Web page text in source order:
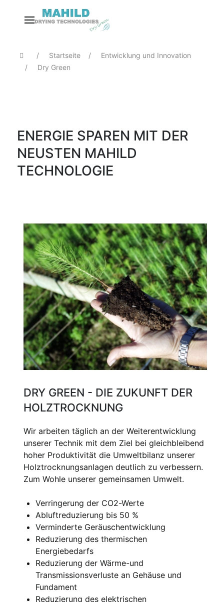
Startseite
Entwicklung und Innovation
Dry Green
ENERGIE SPAREN MIT DER
NEUSTEN MAHILD
TECHNOLOGIE
DRY GREEN - DIE ZUKUNFT DER
HOLZTROCKNUNG
Wir arbeiten täglich an der Weiterentwicklung
unserer Technik mit dem Ziel bei gleichbleibend
hoher Produktivität die Umweltbilanz unserer
Holztrocknungsanlagen deutlich zu verbessern.
Zum Wohle unserer gemeinsamen Umwelt.
Verringerung der CO2-Werte
Abluftreduzierung bis 50 %
Verminderte Geräuschentwicklung
Reduzierung des thermischen
Energiebedarfs
Reduzierung der Wärme-und
Transmissionsverluste an Gehäuse und
Fundament
Reduzierung des elektrischen